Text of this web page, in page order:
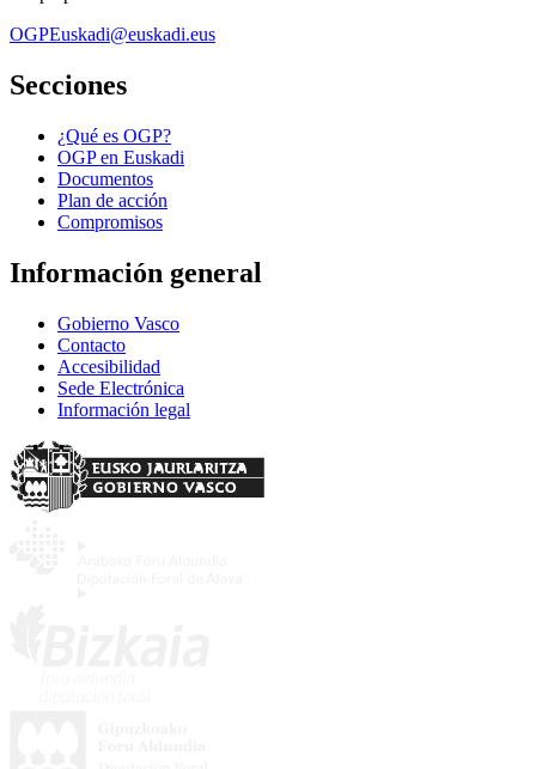
OGPEuskadi@euskadi.eus
Secciones
¿Qué es OGP?
OGP en Euskadi
Documentos
Plan de acción
Compromisos
Información general
Gobierno Vasco
Contacto
Accesibilidad
Sede Electrónica
Información legal